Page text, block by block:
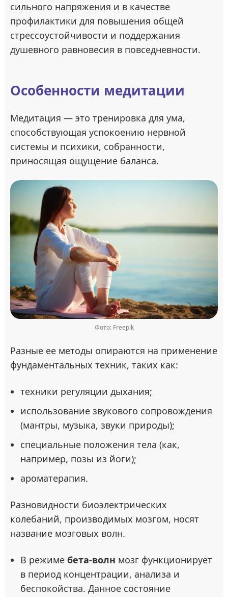
сильного напряжения и в качестве
профилактики для повышения общей
стрессоустойчивости и поддержания
душевного равновесия в повседневности.
Особенности медитации
Медитация — это тренировка для ума,
способствующая успокоению нервной
системы и психики, собранности,
приносящая ощущение баланса.
Фото: Freepik
Разные ее методы опираются на применение
фундаментальных техник, таких как:
техники регуляции дыхания;
использование звукового сопровождения
(мантры, музыка, звуки природы);
специальные положения тела (как,
например, позы из йоги);
ароматерапия.
Разновидности биоэлектрических
колебаний, производимых мозгом, носят
название мозговых волн.
В режиме бета-волн мозг функционирует
в период концентрации, анализа и
беспокойства. Данное состояние